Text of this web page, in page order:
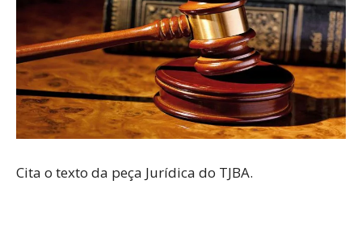
Cita o texto da peça Jurídica do TJBA.